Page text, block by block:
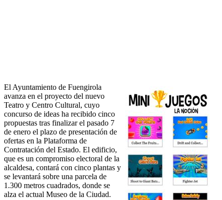
El Ayuntamiento de Fuengirola
avanza en el proyecto del nuevo
Teatro y Centro Cultural, cuyo
concurso de ideas ha recibido cinco
propuestas tras finalizar el pasado 7
de enero el plazo de presentación de
ofertas en la Plataforma de
Contratación del Estado. El edificio,
que es un compromiso electoral de la
alcaldesa, contará con cinco plantas y
se levantará sobre una parcela de
1.300 metros cuadrados, donde se
alza el actual Museo de la Ciudad.